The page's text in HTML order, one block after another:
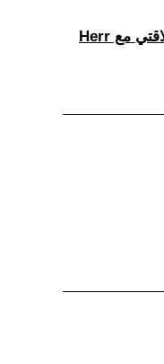
(31) الهامش الأخير بعد ان قطعت علاقتي مع Herr